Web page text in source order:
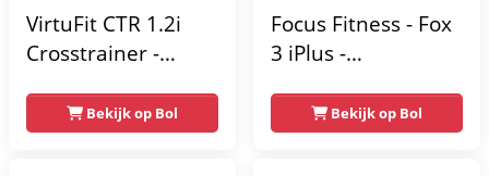
VirtuFit CTR 1.2i
Crosstrainer -
Programma's -
Bluetooth -
Bekijk op Bol
Focus Fitness - Fox
3 iPlus -
Hartslagsensoren -
24
Bekijk op Bol